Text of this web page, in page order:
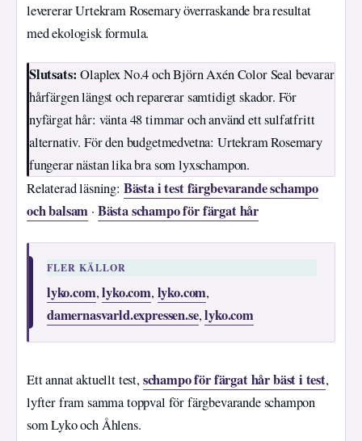
levererar Urtekram Rosemary överraskande bra resultat
med ekologisk formula.
Slutsats: Olaplex No.4 och Björn Axén Color Seal bevarar
hårfärgen längst och reparerar samtidigt skador. För
nyfärgat hår: vänta 48 timmar och använd ett sulfatfritt
alternativ. För den budgetmedvetna: Urtekram Rosemary
fungerar nästan lika bra som lyxschampon.
Relaterad läsning: Bästa i test färgbevarande schampo
och balsam · Bästa schampo för färgat hår
FLER KÄLLOR
lyko.com,lyko.com, lyko.com,
damernasvarld.expressen.se,lyko.com
Ett annat aktuellt test,schampo för färgat hår bäst i test,
lyfter fram samma toppval för färgbevarande schampon
som Lyko och Åhlens.